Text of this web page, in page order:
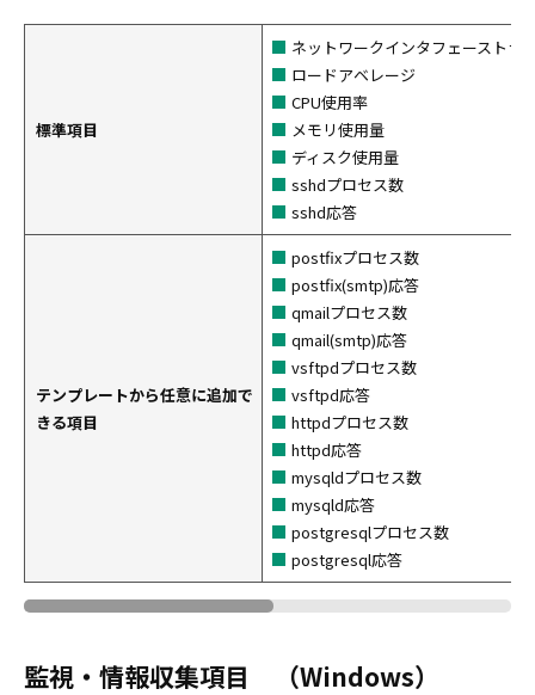
標準項目
ネットワークインタフェーストラ
ロードアベレージ
CPU使用率
メモリ使用量
ディスク使用量
sshdプロセス数
sshd応答
テンプレートから任意に追加で
きる項目
postfixプロセス数
postfix(smtp)応答
qmailプロセス数
qmail(smtp)応答
vsftpdプロセス数
vsftpd応答
httpdプロセス数
httpd応答
mysqldプロセス数
mysqld応答
postgresqlプロセス数
postgresql応答
監視・情報収集項目 （Windows）